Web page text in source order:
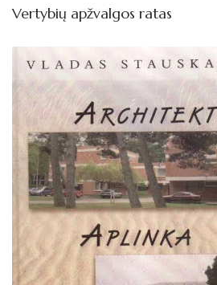
Vertybių apžvalgos ratas